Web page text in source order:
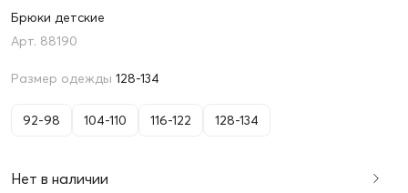
Брюки детские
88190
Размер одежды 128-134
92-98 104-110 116-122 128-134
Нет в наличии